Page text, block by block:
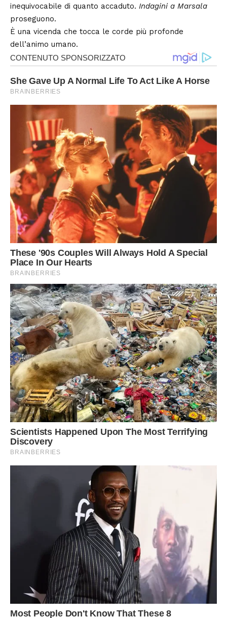
inequivocabile di quanto accaduto. Indagini a Marsala
proseguono.
È una vicenda che tocca le corde più profonde
dell’animo umano.